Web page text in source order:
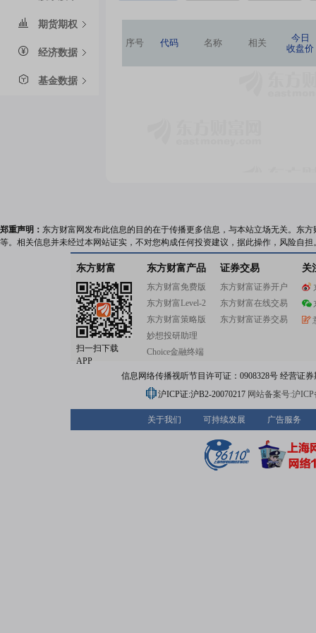
期货期权
经济数据
基金数据
序号 代码 名称 相关
今日
收盘价
郑重声明： 东方财富网发布此信息的目的在于传播更多信息，与本站立场无关。东
等。相关信息并未经过本网站证实，不对您构成任何投资建议，据此操作，风险自担
东方财富
扫一扫下载
APP
东方财富产品
东方财富免费版
东方财富Level-2
东方财富策略版
妙想投研助理
Choice金融终端
证券交易
东方财富证券开户
东方财富在线交易
东方财富证券交易
关
信息网络传播视听节目许可证：0908328号 经营证
沪ICP证:沪B2-20070217 网站备案号:沪
关于我们 可持续发展 广告服务